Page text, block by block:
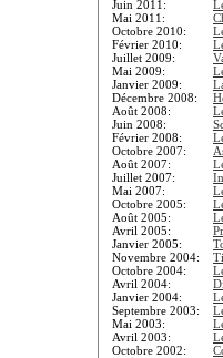
Juin 2011:
Mai 2011:
Octobre 2010:
Février 2010:
Juillet 2009:
Mai 2009:
Janvier 2009:
Décembre 2008:
Août 2008:
Juin 2008:
Février 2008:
Octobre 2007:
Août 2007:
Juillet 2007:
Mai 2007:
Octobre 2005:
Août 2005:
Avril 2005:
Janvier 2005:
Novembre 2004:
Octobre 2004:
Avril 2004:
Janvier 2004:
Septembre 2003:
Mai 2003:
Avril 2003:
Octobre 2002: